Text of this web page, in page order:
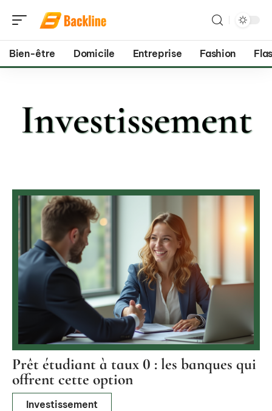
Bien-être Domicile Entreprise Fashion
Investissement
Prêt étudiant à taux 0 : les banques qui
offrent cette option
Investissement